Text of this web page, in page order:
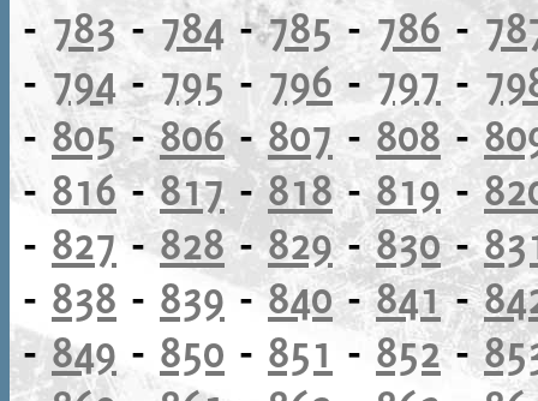
- 783- 784 -785-786 -
-794-795 - 796- 797 -
- 805-806- 807- 808 -
- 816-817-818-819-
- 827 -828-829-830-
- 838 - 839-840-841-
-849 - 850 - 851 - 852-